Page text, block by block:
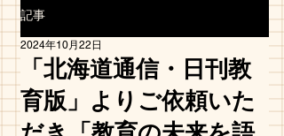
記事
「北海道通信・日刊教
育版」よりご依頼いた
2024年10月22日